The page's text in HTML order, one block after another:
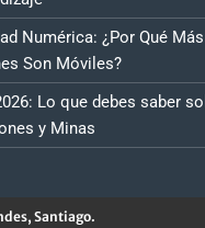
Numérica: ¿Por Qué
Son Móviles?
Lo que debes saber
y Minas
Santiago.